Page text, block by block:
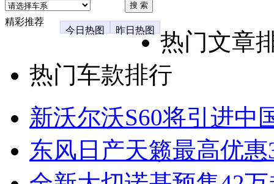
精彩推荐
今日热图
昨日热图
热门文章
热门车款排行
新沃尔沃S60将引进中
东风日产天籁最高优